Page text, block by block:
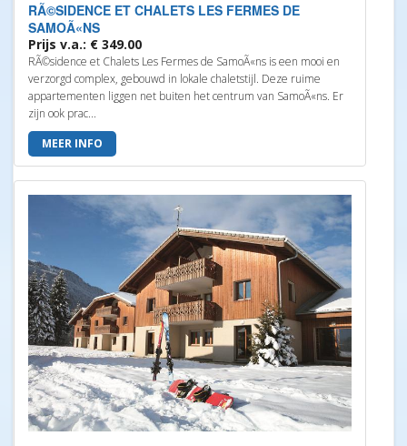
RÃ©SIDENCE ET CHALETS LES FERMES DE
SAMOÃ«NS
Prijs v.a.: € 349.00
RÃ©sidence et Chalets Les Fermes de SamoÃ«ns is een mooi en
verzorgd complex, gebouwd in lokale chaletstijl. Deze ruime
appartementen liggen net buiten het centrum van SamoÃ«ns. Er
zijn ook prac...
MEER INFO